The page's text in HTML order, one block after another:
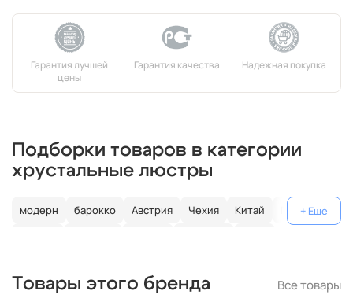
Подборки товаров в категории
хрустальные люстры
модерн барокко Австрия Чехия Китай
Германия
круглые
классические светодиодные
кольцо
Товары этого бренда Все товары